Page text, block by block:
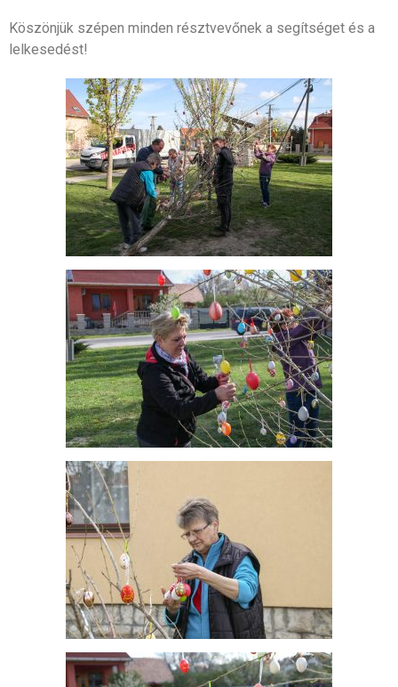
Köszönjük szépen minden résztvevőnek a segítséget és a
lelkesedést!